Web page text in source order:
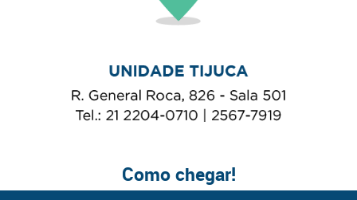
Como chegar!